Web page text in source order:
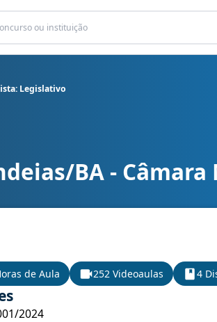
Legislativo
LegislativoBA -
de Aula 252 Videoaulas 4
2024